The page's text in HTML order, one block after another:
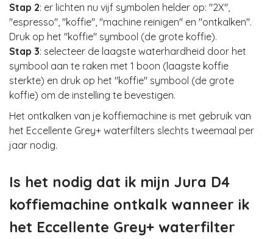
Stap 2: er lichten nu vijf symbolen helder op: "2X",
"espresso", "koffie", "machine reinigen" en "ontkalken".
Druk op het "koffie" symbool (de grote koffie).
Stap 3: selecteer de laagste waterhardheid door het
symbool aan te raken met 1 boon (laagste koffie
sterkte) en druk op het "koffie" symbool (de grote
koffie) om de instelling te bevestigen.
Het ontkalken van je koffiemachine is met gebruik van
het Eccellente Grey+ waterfilters slechts tweemaal per
jaar nodig.
Is het nodig dat ik mijn Jura D4
koffiemachine ontkalk wanneer ik
het Eccellente Grey+ waterfilter